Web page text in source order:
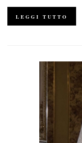
LEGGI TUTTO